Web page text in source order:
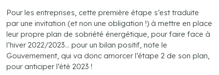
Pour les entreprises, cette première étape s’est traduite
par une invitation (et non une obligation !) à mettre en place
leur propre plan de sobriété énergétique, pour faire face à
l’hiver 2022/2023… pour un bilan positif, note le
Gouvernement, qui va donc amorcer l’étape 2 de son plan,
pour anticiper l’été 2023 !